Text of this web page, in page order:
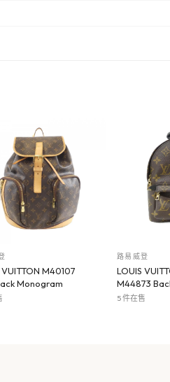
VUITTON M40107
Monogram
路易威登
LOUIS
M44873
5 件在售